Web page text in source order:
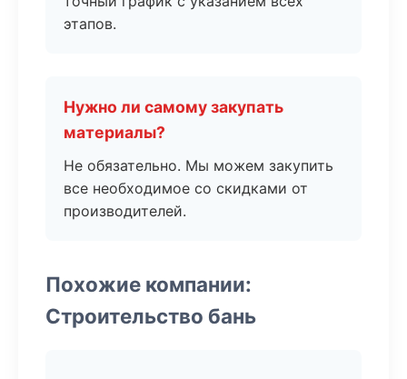
этапов.
Нужно ли самому закупать
материалы?
Не обязательно. Мы можем закупить
все необходимое со скидками от
производителей.
Похожие компании:
Строительство бань